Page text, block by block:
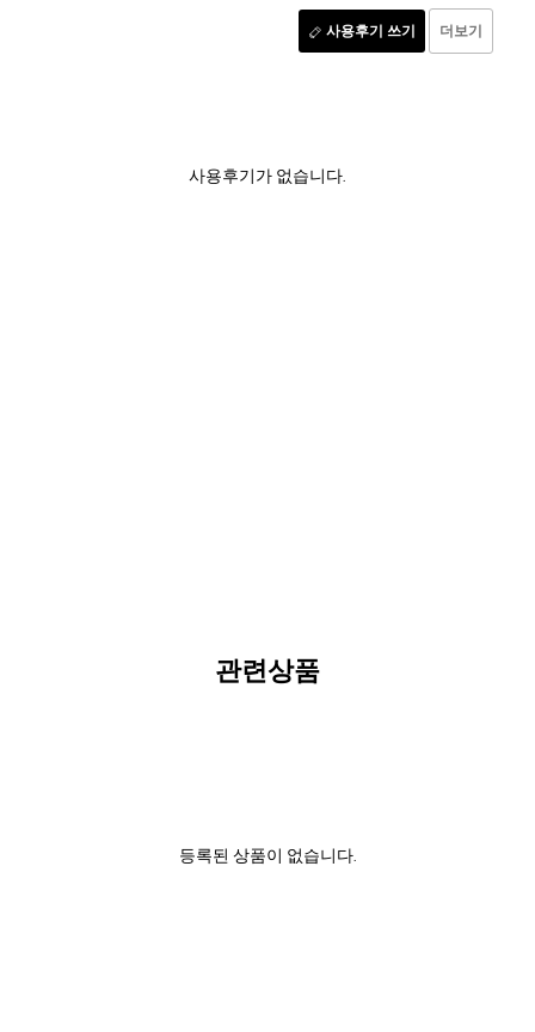
사용후기 쓰기 더보기
사용후기가 없습니다.
관련상품
등록된 상품이 없습니다.